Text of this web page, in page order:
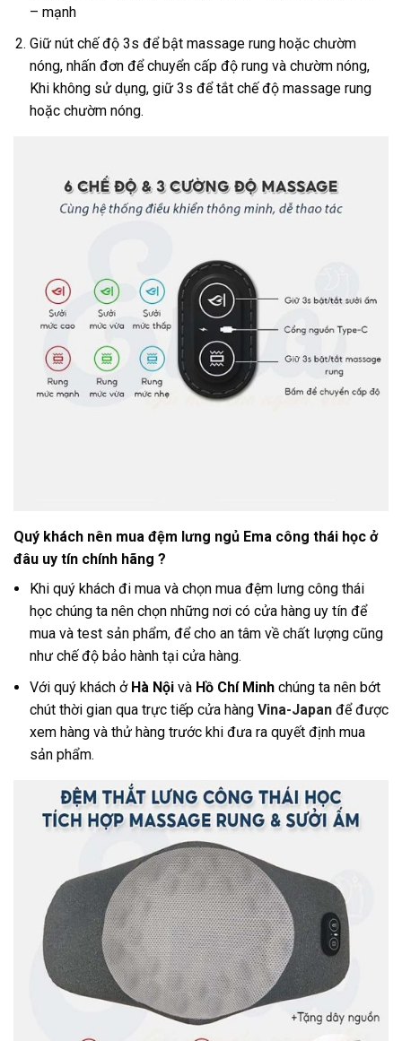
– mạnh
Giữ nút chế độ 3s để bật massage rung hoặc chườm
nóng, nhấn đơn để chuyển cấp độ rung và chườm nóng,
Khi không sử dụng, giữ 3s để tắt chế độ massage rung
hoặc chườm nóng.
Quý khách nên mua đệm lưng ngủ Ema công thái học ở
đâu uy tín chính hãng ?
Khi quý khách đi mua và chọn mua đệm lưng công thái
học chúng ta nên chọn những nơi có cửa hàng uy tín để
mua và test sản phẩm, để cho an tâm về chất lượng cũng
như chế độ bảo hành tại cửa hàng.
Với quý khách ở Hà Nội và Hồ Chí Minh chúng ta nên bớt
chút thời gian qua trực tiếp cửa hàng Vina-Japan để được
xem hàng và thử hàng trước khi đưa ra quyết định mua
sản phẩm.